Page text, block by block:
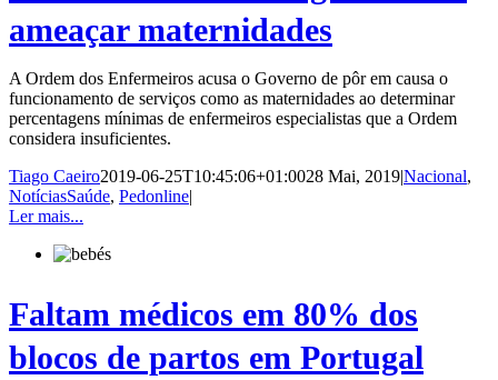
ameaçar maternidades
A Ordem dos Enfermeiros acusa o Governo de pôr em causa o
funcionamento de serviços como as maternidades ao determinar
percentagens mínimas de enfermeiros especialistas que a Ordem
considera insuficientes.
Tiago Caeiro2019-06-25T10:45:06+01:0028 Mai, 2019Nacional,
NotíciasSaúde, Pedonline
Ler mais...
Faltam médicos em 80% dos
blocos de partos em Portugal